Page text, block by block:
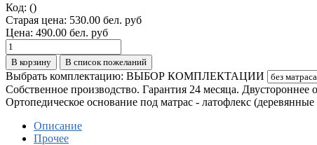
Код: ()
Старая цена: 530.00 бел. руб
Цена: 490.00 бел. руб
В корзину В список пожеланий
Выбрать комплектацию: ВЫБОР КОМПЛЕКТАЦИИ
Собственное производство. Гарантия 24 месяца.
Ортопедическое основание под матрас - латофлекс
Описание
Прочее